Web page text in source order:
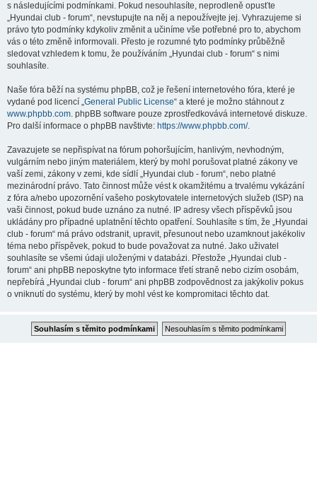
s následujícími podmínkami. Pokud nesouhlasíte, neprodleně opusťte
„Hyundai club - forum“, nevstupujte na něj a nepoužívejte jej. Vyhrazujeme si
právo tyto podmínky kdykoliv změnit a učiníme vše potřebné pro to, abychom
vás o této změně informovali. Přesto je rozumné tyto podmínky průběžně
sledovat vzhledem k tomu, že používáním „Hyundai club - forum“ s nimi
souhlasíte.
Naše fóra běží na systému phpBB, což je řešení internetového fóra, které je
vydané pod licencí „General Public License“ a které je možno stáhnout z
www.phpbb.com. phpBB software pouze zprostředkovává internetové diskuze.
Pro další informace o phpBB navštivte: https://www.phpbb.com/.
Zavazujete se nepřispívat na fórum pohoršujícím, hanlivým, nevhodným,
vulgárním nebo jiným materiálem, který by mohl porušovat platné zákony ve
vaší zemi, zákony v zemi, kde sídlí „Hyundai club - forum“, nebo platné
mezinárodní právo. Tato činnost může vést k okamžitému a trvalému vykázání
z fóra a/nebo upozornění vašeho poskytovatele internetových služeb (ISP) na
vaši činnost, pokud bude uznáno za nutné. IP adresy všech příspěvků jsou
ukládány pro případné uplatnění těchto opatření. Souhlasíte s tím, že „Hyundai
club - forum“ má právo odstranit, upravit, přesunout nebo uzamknout jakékoliv
téma nebo příspěvek, pokud to bude považovat za nutné. Jako uživatel
souhlasíte se všemi údaji uloženými v databázi. Přestože „Hyundai club -
forum“ ani phpBB neposkytne tyto informace třetí straně nebo cizím osobám,
nepřebírá „Hyundai club - forum“ ani phpBB zodpovědnost za jakýkoliv pokus
o vniknutí do systému, který by mohl vést ke kompromitaci těchto dat.